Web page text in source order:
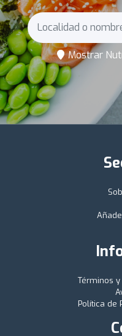
Mostrar
Términos
Política de